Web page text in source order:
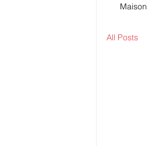
Maison
All Posts